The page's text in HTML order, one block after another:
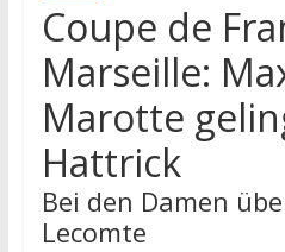
Coupe de
Marseille:
Marotte
Hattrick
Bei den Damen
Lecomte